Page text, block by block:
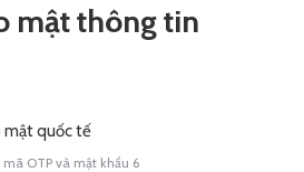
mật thông tin
mật quốc tế
OTP và mật khẩu 6